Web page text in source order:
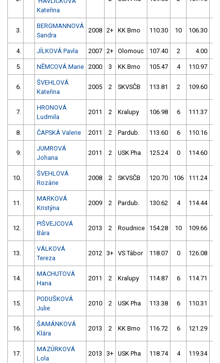
Kateřina
3.
BERGMANNOVÁ
Sandra
2008 2+ KK Brno 110.30 10 106.30
4. JÍLKOVÁ Pavla 2007 2+ Olomouc 107.40 2 4.00
5. NĚMCOVÁ Marie 2000 3 KK Brno 105.47 4 110.97
6.
ŠVEHLOVÁ
Kateřina
2005 2 SKVSČB 113.81 2 109.60
7.
HRONOVÁ
Ludmila
2011 2 Kralupy 106.98 6 111.37
8. ČAPSKÁ Valerie 2011 2 Pardub. 113.60 6 110.16
9.
JUMROVÁ
Johana
2011 2 USK Pha 125.24 0 114.60
10.
ŠVEHLOVÁ
Rozárie
2008 2 SKVSČB 120.70 106 111.24
11.
MARKOVÁ
Kristýna
2009 2 Pardub. 130.62 4 114.44
12.
PIŠVEJCOVÁ
Bára
2013 2 Roudnice 154.28 10 109.66
13.
VÁLKOVÁ
Tereza
2012 3+ VS Tábor 118.07 0 126.08
14.
MACHUTOVÁ
Hana
2011 2 Kralupy 114.87 6 114.71
15.
PODUŠKOVÁ
Julie
2010 2 USK Pha 113.38 6 110.31
16.
ŠAMÁNKOVÁ
Klára
2013 2 KK Brno 116.72 6 121.29
17.
MAZÚRKOVÁ
Lola
2013 3+ USK Pha 118.74 4 119.34